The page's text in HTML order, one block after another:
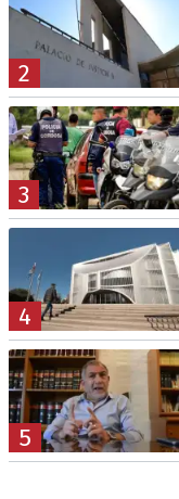
2
3
4
5